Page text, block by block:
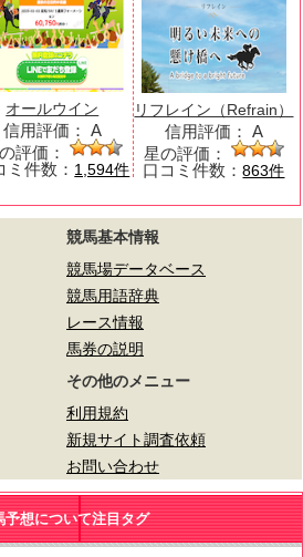
オールウイン
信用評価： A
評価：
ミ件数： 1,594件
リフレイン（Refrain）
信用評価： A
星の評価：
口コミ件数：863件
競馬基本情報
競馬場データベース
競馬用語辞典
レース情報
馬券の説明
その他のメニュー
利用規約
新規サイト調査依頼
お問い合わせ
予想について注目タグ